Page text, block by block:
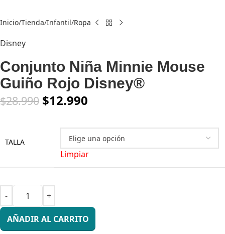
Inicio Tienda Infantil Ropa
Disney
Conjunto Niña Minnie Mouse
Guiño Rojo Disney®
$28.990 $12.990
TALLA
Limpiar
AÑADIR AL CARRITO